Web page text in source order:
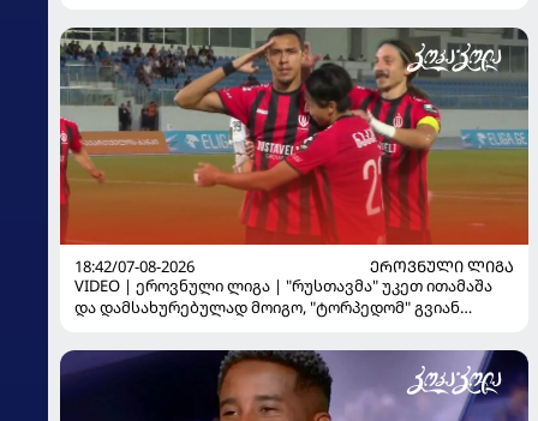
18:42/07-08-2026
ᲔᲠᲝᲕᲜᲣᲚᲘ ᲚᲘᲒᲐ
VIDEO | ეროვნული ლიგა | "რუსთავმა" უკეთ ითამაშა
და დამსახურებულად მოიგო, "ტორპედომ" გვიან